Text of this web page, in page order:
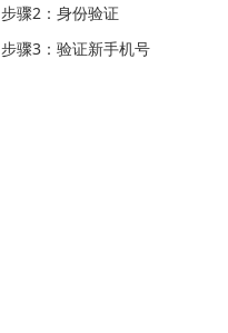
步骤2：身份验证
步骤3：验证新手机号